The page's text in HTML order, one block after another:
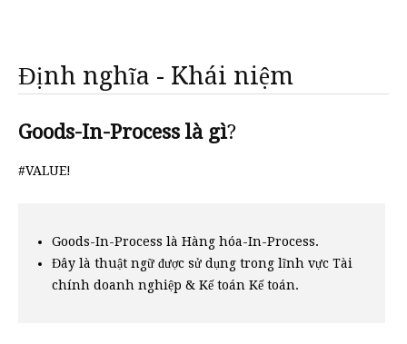
Định nghĩa - Khái niệm
Goods-In-Process là gì?
#VALUE!
Goods-In-Process là Hàng hóa-In-Process.
Đây là thuật ngữ được sử dụng trong lĩnh vực Tài
chính doanh nghiệp & Kế toán Kế toán.